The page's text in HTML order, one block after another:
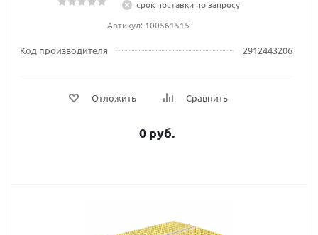
срок поставки по запросу
Артикул: 100561515
Код производителя 2912443206
Отложить Сравнить
0 руб.